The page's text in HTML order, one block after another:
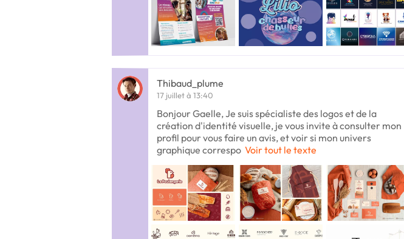
Thibaud_plume
17 juillet à 13:40
Bonjour Gaelle, Je suis spécialiste des logos et de la
création d'identité visuelle, je vous invite à consulter mon
profil pour vous faire un avis, et voir si mon univers
graphique correspo Voir tout le texte